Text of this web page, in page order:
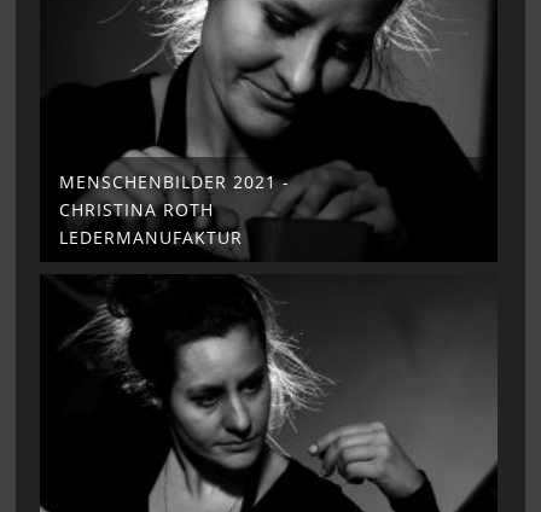
MENSCHENBILDER 2021 -
CHRISTINA ROTH
LEDERMANUFAKTUR